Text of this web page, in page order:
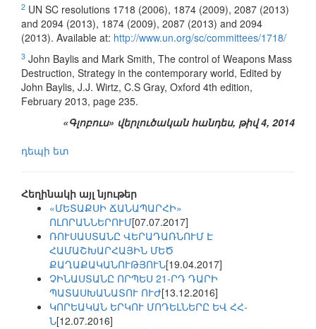
2 UN SC resolutions 1718 (2006), 1874 (2009), 2087 (2013)
and 2094 (2013), 1874 (2009), 2087 (2013) and 2094
(2013). Available at: http://www.un.org/sc/committees/1718/
3 John Baylis and Mark Smith, The control of Weapons Mass
Destruction, Strategy in the contemporary world, Edited by
John Baylis, J.J. Wirtz, C.S Gray, Oxford 4th edition,
February 2013, page 235.
«Գլոբուս» վերլուծական հանդես, թիվ 4, 2014
դեպի ետ
Հեղինակի այլ նյութեր
«ՄԵՏԱՔՍԻ ՃԱՆԱՊԱՐՀԻ»
ՈԼՈՐԱՆՆԵՐՈՒՄ[07.07.2017]
ՌՈՒՍԱՍՏԱՆԸ ՎԵՐԱԴԱՌՆՈՒՄ Է
ՀԱՄԱՇԽԱՐՀԱՅԻՆ ՄԵԾ
ՔԱՂԱՔԱԿԱՆՈՒԹՅՈՒՆ[19.04.2017]
ՉԻՆԱՍՏԱՆԸ ՈՐՊԵՍ 21-ՐԴ ԴԱՐԻ
ՊԱՏԱՍԽԱՆԱՏՈՒ ՈՒԺ[13.12.2016]
ԿՈՐԵԱԿԱՆ ԵՐԿՈՒ ՄՈԴԵԼՆԵՐԸ ԵՎ ՀՀ-
Ն[12.07.2016]